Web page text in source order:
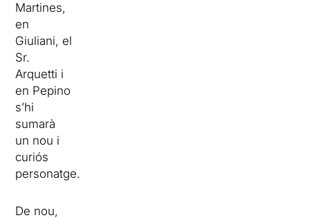
Martines,
en
Giuliani, el
Sr.
Arquetti i
en Pepino
s’hi
sumarà
un nou i
curiós
personatge.
De nou,